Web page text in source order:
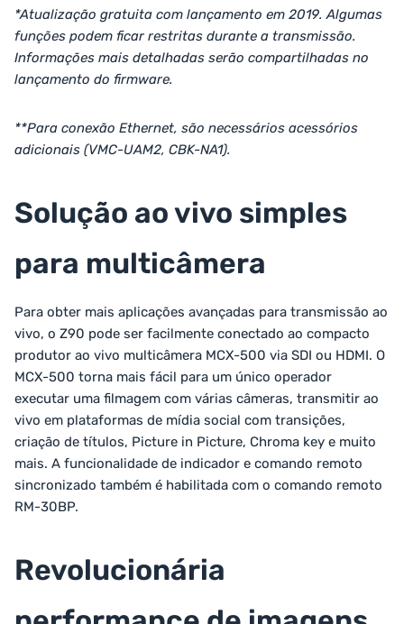
*Atualização gratuita com lançamento em 2019. Algumas
funções podem ficar restritas durante a transmissão.
Informações mais detalhadas serão compartilhadas no
lançamento do firmware.
**Para conexão Ethernet, são necessários acessórios
adicionais (VMC-UAM2, CBK-NA1).
Solução ao vivo simples
para multicâmera
Para obter mais aplicações avançadas para transmissão ao
vivo, o Z90 pode ser facilmente conectado ao compacto
produtor ao vivo multicâmera MCX-500 via SDI ou HDMI. O
MCX-500 torna mais fácil para um único operador
executar uma filmagem com várias câmeras, transmitir ao
vivo em plataformas de mídia social com transições,
criação de títulos, Picture in Picture, Chroma key e muito
mais. A funcionalidade de indicador e comando remoto
sincronizado também é habilitada com o comando remoto
RM-30BP.
Revolucionária